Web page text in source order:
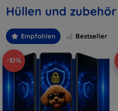
Hüllen und
Empfohlen Bestseller
-10%